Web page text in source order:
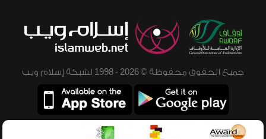
جميع الحقوق محفوظة © 2026 - 1998 لشبكة إسلام ويب